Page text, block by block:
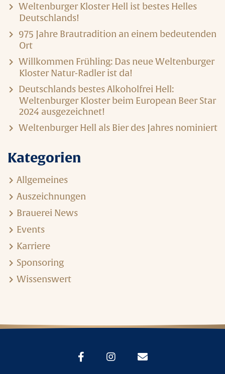
Weltenburger Kloster Hell ist bestes Helles
Deutschlands!
975 Jahre Brautradition an einem bedeutenden
Ort
Willkommen Frühling: Das neue Weltenburger
Kloster Natur-Radler ist da!
Deutschlands bestes Alkoholfrei Hell:
Weltenburger Kloster beim European Beer Star
2024 ausgezeichnet!
Weltenburger Hell als Bier des Jahres nominiert
Kategorien
Allgemeines
Auszeichnungen
Brauerei News
Events
Karriere
Sponsoring
Wissenswert